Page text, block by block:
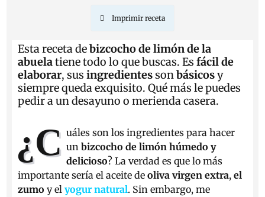
Imprimir receta
Esta receta debizcocho de limón de la
abuelatiene todo lo que buscas. Es fácil de
elaborar, sus ingredientessonbásicosy
siempre queda exquisito. Qué más le puedes
pedir a un desayuno o merienda casera.
¿C uáles son los ingredientes para hacer
un bizcocho de limón húmedo y
delicioso? La verdad es que lo más
importante sería el aceite deoliva virgen extra, el
zumo y elyogur natural. Sin embargo, me